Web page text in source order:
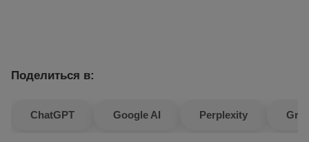
Поделиться в:
ChatGPT Google AI Perplexity